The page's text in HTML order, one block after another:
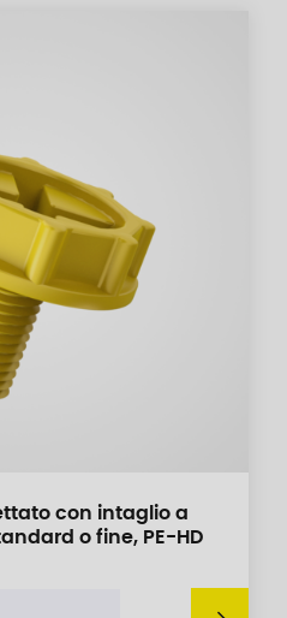
con intaglio a
o fine, PE-HD